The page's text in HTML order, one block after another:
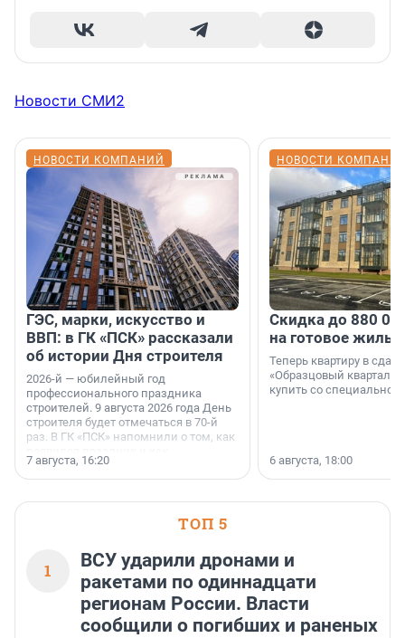
Новости СМИ2
НОВОСТИ КОМПАНИЙ
ГЭС, марки, искусство и
ВВП: в ГК «ПСК» рассказали
об истории Дня строителя
2026-й — юбилейный год
профессионального праздника
строителей. 9 августа 2026 года День
строителя будет отмечаться в 70-й
раз. В ГК «ПСК» напомнили о том, как
поменялась роль строительства.
7 августа, 16:20
НОВОСТИ
Скидка до 880
на готовое
Теперь квартиру в
«Образцовый квартал
купить со специальной
6 августа, 18:00
ТОП 5
1
ВСУ ударили дронами и
ракетами по одиннадцати
регионам России. Власти
сообщили о погибших и раненых